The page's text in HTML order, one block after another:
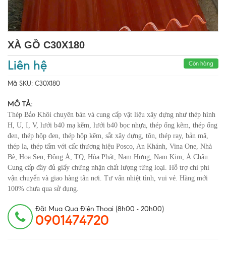
XÀ GỒ C30X180
Liên hệ Còn hàng
Mã SKU: C30X180
MÔ TẢ:
Thép Bảo Khôi chuyên bán và cung cấp vật liệu xây dựng như thép hình
H, U, I, V, lưới b40 mạ kẽm, lưới b40 bọc nhựa, thép ống kẽm, thép ống
đen, thép hộp đen, thép hộp kẽm, sắt xây dựng, tôn, thép ray, bản mã,
thép la, thép tấm với cấc thương hiệu Posco, An Khánh, Vina One, Nhà
Bè, Hoa Sen, Đông Á, TQ, Hòa Phát, Nam Hưng, Nam Kim, Á Châu.
Cung cấp đầy đủ giấy chứng nhận chất lượng từng loại. Hỗ trợ chi phí
vận chuyển và giao hàng tân nơi. Tư vấn nhiệt tình, vui vẻ. Hàng mới
100% chưa qua sử dụng.
Đặt Mua Qua Điện Thoại (8h00 - 20h00)
0901474720